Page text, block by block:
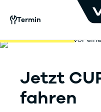
Termin
Jetzt
fahren